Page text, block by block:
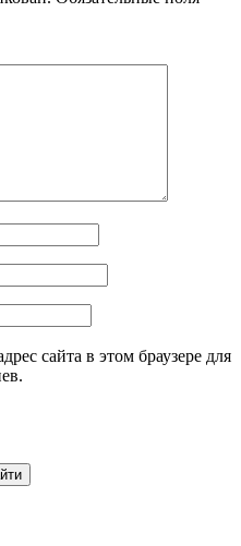
сайта в этом браузере для